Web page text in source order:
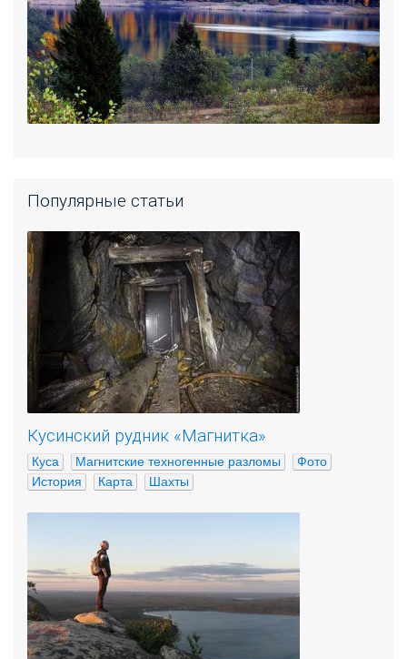
Популярные статьи
Кусинский рудник «Магнитка»
Куса Магнитские техногенные разломы
Фото
История
Карта Шахты